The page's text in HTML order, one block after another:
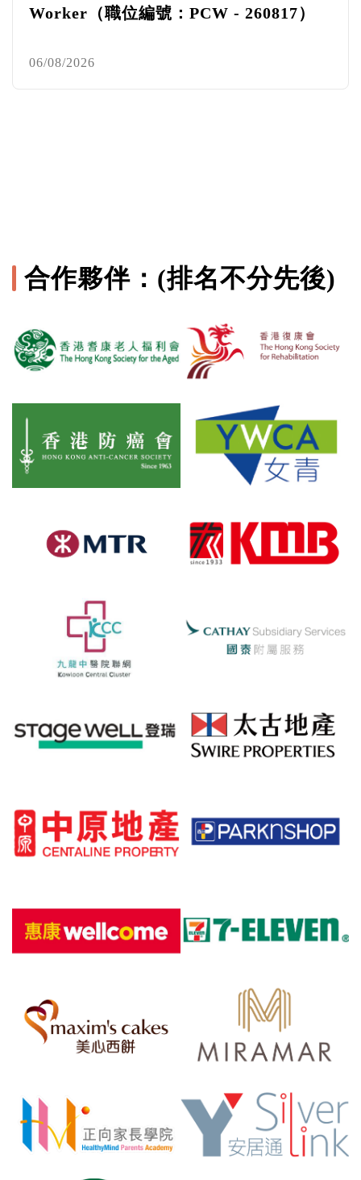
Worker（職位編號：PCW - 260817）
06/08/2026
合作夥伴：(排名不分先後)